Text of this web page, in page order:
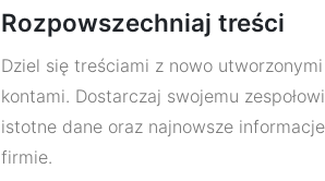
Rozpowszechniaj treści
Dziel się treściami z nowo
kontami. Dostarczaj swojemu zespołowi
istotne dane oraz najnowsze
firmie.